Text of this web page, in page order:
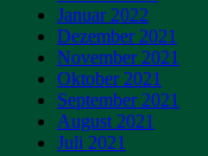
Januar 2022
Dezember 2021
November 2021
Oktober 2021
September 2021
August 2021
Juli 2021